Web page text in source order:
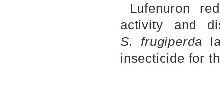
Lufenuron
activity and
S. frugiperda
insecticide for